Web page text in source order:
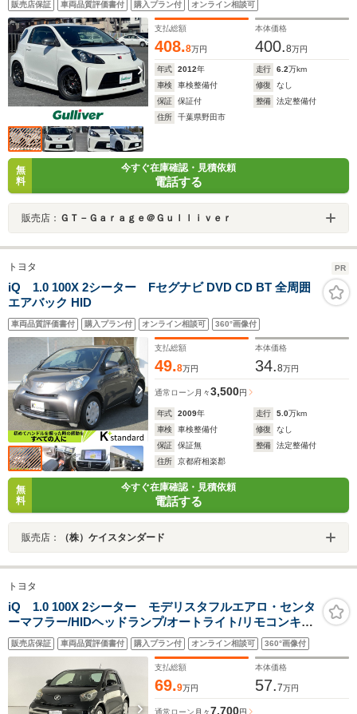
販売店保証 車両品質評価書付 購入プラン付 オンライン相談可
支払総額
408.8万円
本体価格
400.8万円
年式 2012年 走行 6.2万km
車検
車検整備付 修復
なし
保証
保証付 整備
法定整備付
住所
千葉県野田市
無
料
今すぐ在庫確認・見積依頼
電話する
販売店： ＧＴ－Ｇａｒａｇｅ＠Ｇｕｌｌｉｖｅｒ
トヨタ PR
iQ 1.0 100X 2シーター Fセグナビ DVD CD BT 全周囲
エアバック HID
車両品質評価書付 購入プラン付 オンライン相談可 360°画像付
支払総額
49.8万円
本体価格
34.8万円
通常ローン 月々3,500円
年式 2009年 走行 5.0万km
車検
車検整備付 修復
なし
保証
保証無 整備
法定整備付
住所
京都府相楽郡
無
料
今すぐ在庫確認・見積依頼
電話する
販売店： （株）ケイスタンダード
トヨタ
iQ 1.0 100X 2シーター モデリスタフルエアロ・センタ
ーマフラー/HIDヘッドランプ/オートライト/リモコンキー/
純正メモリーナビ(CD・TV・Bluetooth)/ETC
販売店保証 車両品質評価書付 購入プラン付 オンライン相談可 360°画像付
支払総額
69.9万円
本体価格
57.7万円
通常ローン 月々7,700円